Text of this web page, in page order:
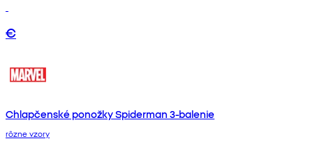
€
Chlapčenské ponožky Spiderman 3-balenie
rôzne vzory